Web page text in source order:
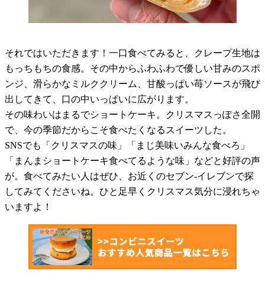
それではいただきます！一口食べてみると、クレープ生地は
もっちもちの食感。その中からふわふわで優しい甘みのスポ
ンジ、滑らかなミルククリーム、甘酸っぱい苺ソースが飛び
出してきて、口の中いっぱいに広がります。
その味わいはまるでショートケーキ。クリスマスっぽさ全開
で、今の季節だからこそ食べたくなるスイーツした。
SNSでも「クリスマスの味」「まじ美味いみんな食べろ」
「まんまショートケーキ食べてるような味」などと好評の声
が。食べてみたい人はぜひ、お近くのセブン-イレブンで探
してみてくださいね。ひと足早くクリスマス気分に浸れちゃ
いますよ！